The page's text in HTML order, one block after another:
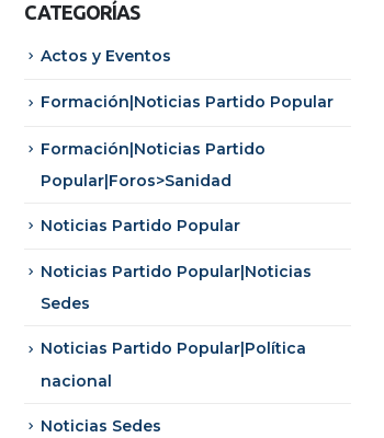
CATEGORÍAS
Actos y Eventos
Formación|Noticias Partido Popular
Formación|Noticias Partido
Popular|Foros>Sanidad
Noticias Partido Popular
Noticias Partido Popular|Noticias
Sedes
Noticias Partido Popular|Política
nacional
Noticias Sedes